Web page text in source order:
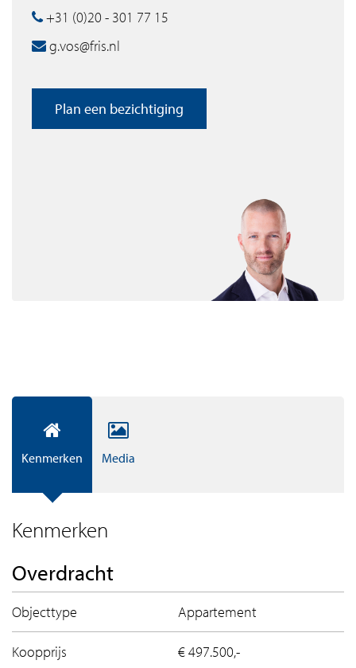
+31 (0)20 - 301 77 15
g.vos@fris.nl
Plan een bezichtiging
Kenmerken Media
Kenmerken
Overdracht
Objecttype Appartement
Koopprijs € 497.500,-